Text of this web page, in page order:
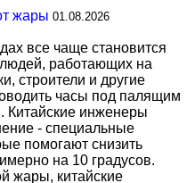
жары 01.08.2026
все чаще становится
работающих на
строители и другие
часы под палящим
Китайские инженеры
- специальные
помогают снизить
на 10 градусов.
жары, китайские